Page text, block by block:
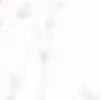
Jawa Timur. Sasaran
yang tergabung
desa dan 3